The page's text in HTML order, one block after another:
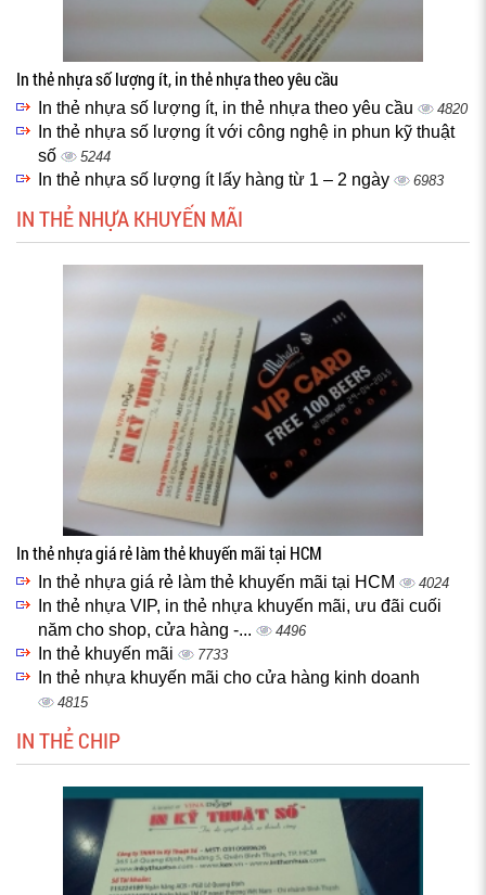
In thẻ nhựa số lượng ít, in thẻ nhựa theo yêu cầu
In thẻ nhựa số lượng ít, in thẻ nhựa theo yêu cầu 4820
In thẻ nhựa số lượng ít với công nghệ in phun kỹ thuật
số
5244
In thẻ nhựa số lượng ít lấy hàng từ 1 – 2 ngày 6983
IN THẺ NHỰA KHUYẾN MÃI
In thẻ nhựa giá rẻ làm thẻ khuyến mãi tại HCM
In thẻ nhựa giá rẻ làm thẻ khuyến mãi tại HCM 4024
In thẻ nhựa VIP, in thẻ nhựa khuyến mãi, ưu đãi cuối
năm cho shop, cửa hàng -...
4496
In thẻ khuyến mãi 7733
In thẻ nhựa khuyến mãi cho cửa hàng kinh doanh
4815
IN THẺ CHIP